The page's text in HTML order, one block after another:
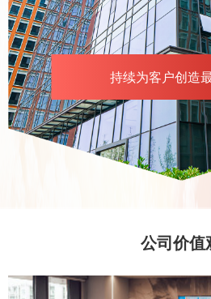
持续为客户创造
公司价值